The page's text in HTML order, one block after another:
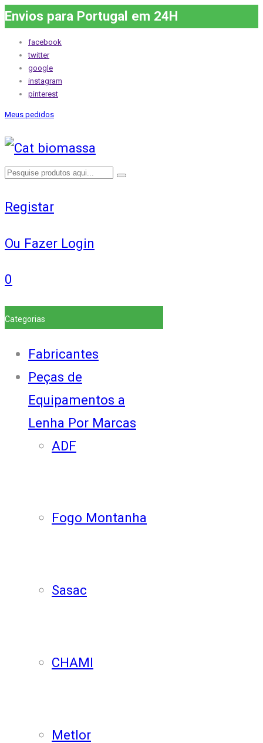
Envios para Portugal em 24H
facebook
twitter
google
instagram
pinterest
Meus pedidos
Registar
Ou Fazer Login
0
Categorias
Fabricantes
Peças de
Equipamentos a
Lenha Por Marcas
ADF
Fogo Montanha
Sasac
CHAMI
Metlor